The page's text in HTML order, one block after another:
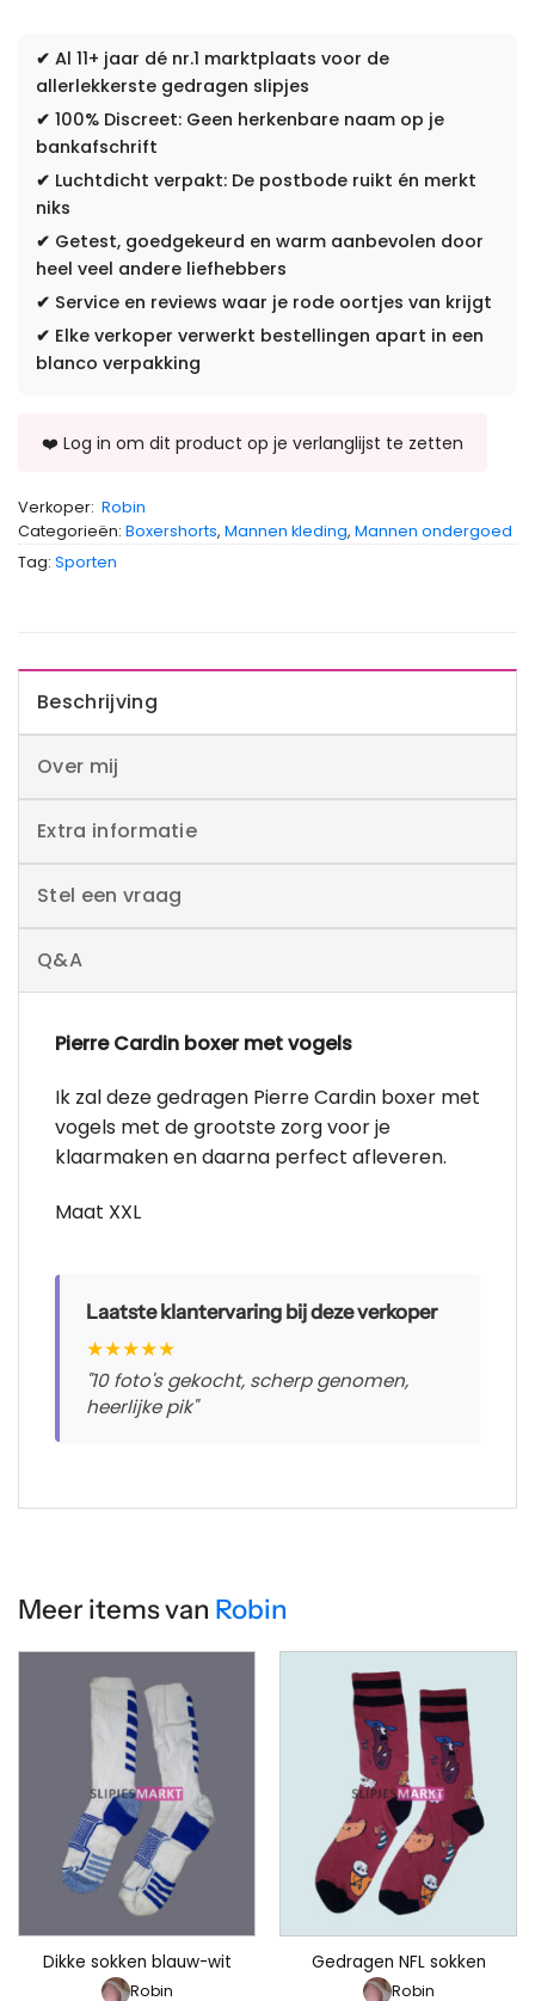
✔ Al 11+ jaar dé nr.1 marktplaats voor de
allerlekkerste gedragen slipjes
✔ 100% Discreet: Geen herkenbare naam op je
bankafschrift
✔ Luchtdicht verpakt: De postbode ruikt én merkt
niks
✔ Getest, goedgekeurd en warm aanbevolen door
heel veel andere liefhebbers
✔ Service en reviews waar je rode oortjes van krijgt
✔ Elke verkoper verwerkt bestellingen apart in een
blanco verpakking
Verkoper: Robin
Categorieën: Boxershorts, Mannen kleding, Mannen ondergoed
Tag: Sporten
Beschrijving
Over mij
Extra informatie
Stel een vraag
Q&A
Pierre Cardin boxer met vogels
Ik zal deze gedragen Pierre Cardin boxer met
vogels met de grootste zorg voor je
klaarmaken en daarna perfect afleveren.
Maat XXL
Laatste klantervaring bij deze verkoper
★★★★★
"10 foto's gekocht, scherp genomen,
heerlijke pik"
Meer items van Robin
Dikke sokken blauw-wit
Robin
Gedragen NFL sokken
Robin